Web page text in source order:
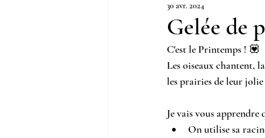
Gelée de
30 avr. 2024
C'est le Printemps ! 💟
Les oiseaux chantent,
les prairies de leur
Je vais vous apprendre
On utilise sa